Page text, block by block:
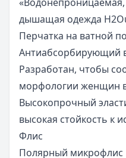
дышащая одежда
Перчатка на ватной
Антиабсорбирующий
Разработан, чтобы
морфологии женщин
Высокопрочный
высокая стойкость к
Флис
Полярный микрофлис